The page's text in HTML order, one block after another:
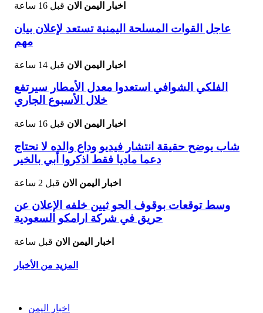
اخبار اليمن الان قبل 16 ساعة
عاجل القوات المسلحة اليمنية تستعد لإعلان بيان
مهم
اخبار اليمن الان قبل 14 ساعة
الفلكي الشوافي استعدوا معدل الأمطار سيرتفع
خلال الأسبوع الجاري
اخبار اليمن الان قبل 16 ساعة
شاب يوضح حقيقة انتشار فيديو وداع والده لا نحتاج
دعما ماديا فقط اذكروا أبي بالخير
اخبار اليمن الان قبل 2 ساعة
وسط توقعات بوقوف الحو ثيين خلفه الإعلان عن
حريق في شركة ارامكو السعودية
اخبار اليمن الان قبل ساعة
المزيد من الأخبار
اخبار اليمن